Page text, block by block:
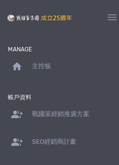
menu
MANAGE
home 主控板
帳戶資料
group_add 戰國策經銷推廣方案
group_add SEO經銷商計畫